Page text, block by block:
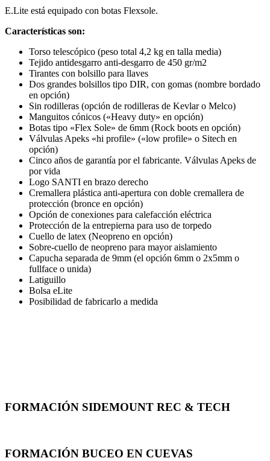
E.Lite está equipado con botas Flexsole.
Características son:
Torso telescópico (peso total 4,2 kg en talla media)
Tejido antidesgarro anti-desgarro de 450 gr/m2
Tirantes con bolsillo para llaves
Dos grandes bolsillos tipo DIR, con gomas (nombre bordado
en opción)
Sin rodilleras (opción de rodilleras de Kevlar o Melco)
Manguitos cónicos («Heavy duty» en opción)
Botas tipo «Flex Sole» de 6mm (Rock boots en opción)
Válvulas Apeks «hi profile» («low profile» o Sitech en
opción)
Cinco años de garantía por el fabricante. Válvulas Apeks de
por vida
Logo SANTI en brazo derecho
Cremallera plástica anti-apertura con doble cremallera de
protección (bronce en opción)
Opción de conexiones para calefacción eléctrica
Protección de la entrepierna para uso de torpedo
Cuello de latex (Neopreno en opción)
Sobre-cuello de neopreno para mayor aislamiento
Capucha separada de 9mm (el opción 6mm o 2x5mm o
fullface o unida)
Latiguillo
Bolsa eLite
Posibilidad de fabricarlo a medida
FORMACIÓN SIDEMOUNT REC & TECH
FORMACIÓN BUCEO EN CUEVAS